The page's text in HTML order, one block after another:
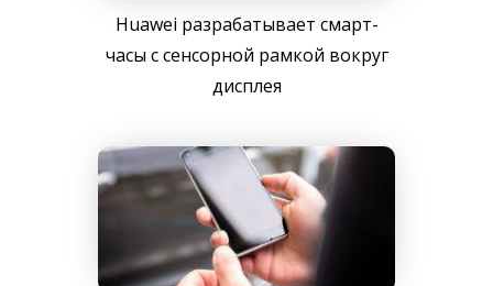
Huawei разрабатывает смарт-
часы с сенсорной рамкой вокруг
дисплея